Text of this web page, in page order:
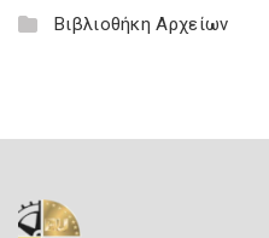
Βιβλιοθήκη Αρχείων